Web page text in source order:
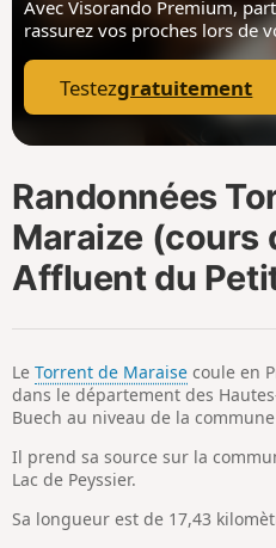
Avec Visorando Premium,
rassurez vos proches lors de
Testezgratuitement
Randonnées
Maraize (cours
Affluent du
Le Torrent de Maraise coule en
dans le département des
Buech au niveau de la
Il prend sa source sur la
Lac de Peyssier.
Sa longueur est de 17,43